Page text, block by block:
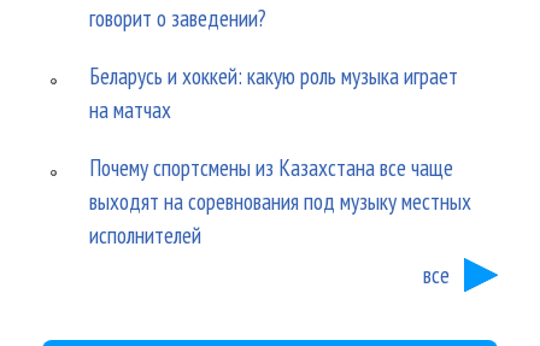
говорит о заведении?
Беларусь и хоккей: какую роль музыка играет
на матчах
Почему спортсмены из Казахстана все чаще
выходят на соревнования под музыку местных
исполнителей
все